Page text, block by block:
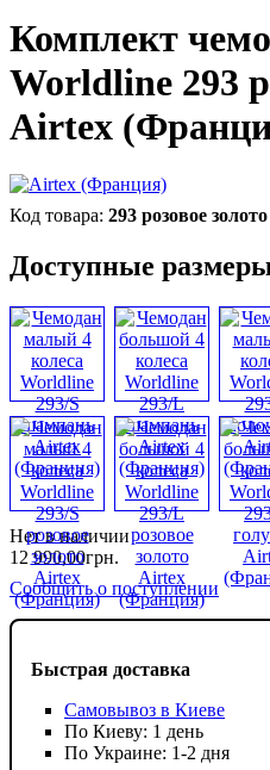
Комплект
Worldline 293
Airtex
Быстрая доставка
Самовывоз в Киеве
По Киеву: 1 день
По Украине: 1-2 дня
293 розовое золото
Доступные
Нет в наличии
12 990,00грн.
Сообщить о поступлении